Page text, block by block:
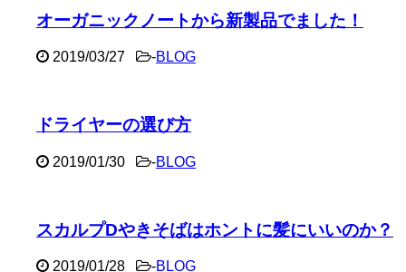
オーガニックノートから新製品でました！
2019/03/27 -BLOG
ドライヤーの選び方
2019/01/30 -BLOG
スカルプDやきそばはホントに髪にいいのか？
2019/01/28 -BLOG